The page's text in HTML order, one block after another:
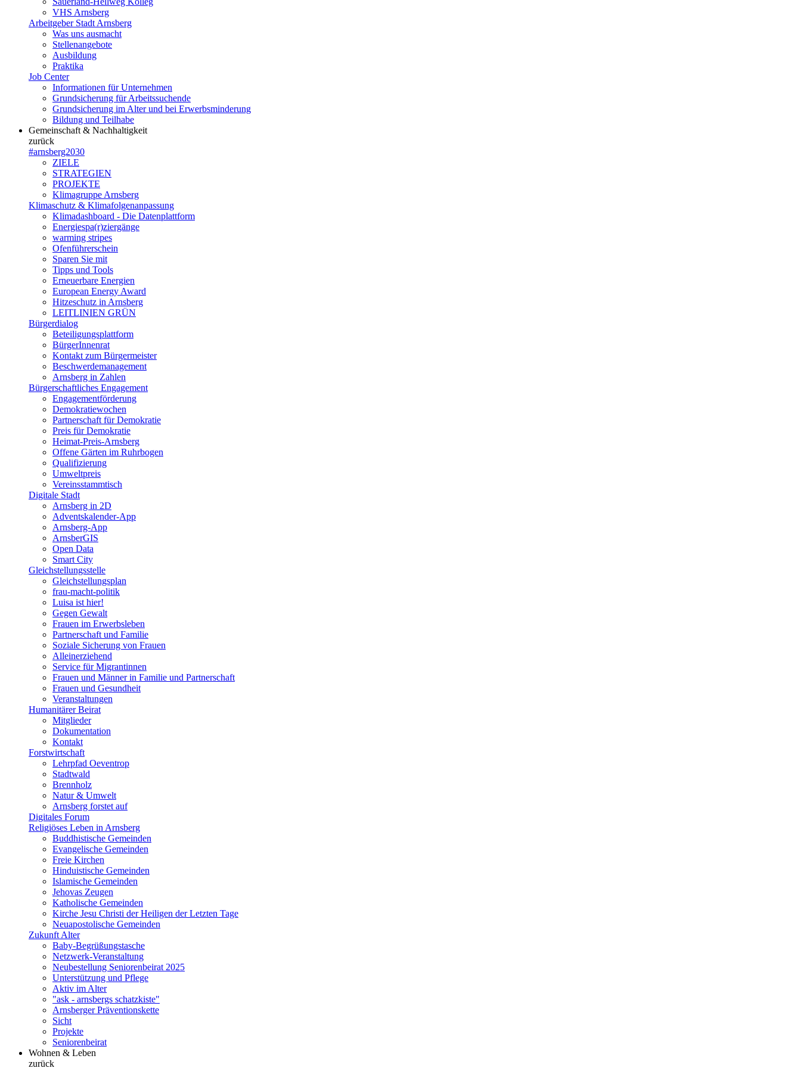
VHS Arnsberg
Arbeitgeber Stadt Arnsberg
Was uns ausmacht
Stellenangebote
Ausbildung
Praktika
Job Center
Informationen für Unternehmen
Grundsicherung für Arbeitssuchende
Grundsicherung im Alter und bei Erwerbsminderung
Bildung und Teilhabe
Gemeinschaft & Nachhaltigkeit
zurück
#arnsberg2030
ZIELE
STRATEGIEN
PROJEKTE
Klimagruppe Arnsberg
Klimaschutz & Klimafolgenanpassung
Klimadashboard - Die Datenplattform
Energiespa(r)ziergänge
warming stripes
Ofenführerschein
Sparen Sie mit
Tipps und Tools
Erneuerbare Energien
European Energy Award
Hitzeschutz in Arnsberg
LEITLINIEN GRÜN
Bürgerdialog
Beteiligungsplattform
BürgerInnenrat
Kontakt zum Bürgermeister
Beschwerdemanagement
Arnsberg in Zahlen
Bürgerschaftliches Engagement
Engagementförderung
Demokratiewochen
Partnerschaft für Demokratie
Preis für Demokratie
Heimat-Preis-Arnsberg
Offene Gärten im Ruhrbogen
Qualifizierung
Umweltpreis
Vereinsstammtisch
Digitale Stadt
Arnsberg in 2D
Adventskalender-App
Arnsberg-App
ArnsberGIS
Open Data
Smart City
Gleichstellungsstelle
Gleichstellungsplan
frau-macht-politik
Luisa ist hier!
Gegen Gewalt
Frauen im Erwerbsleben
Partnerschaft und Familie
Soziale Sicherung von Frauen
Alleinerziehend
Service für Migrantinnen
Frauen und Männer in Familie und Partnerschaft
Frauen und Gesundheit
Veranstaltungen
Humanitärer Beirat
Mitglieder
Dokumentation
Kontakt
Forstwirtschaft
Lehrpfad Oeventrop
Stadtwald
Brennholz
Natur & Umwelt
Arnsberg forstet auf
Digitales Forum
Religiöses Leben in Arnsberg
Buddhistische Gemeinden
Evangelische Gemeinden
Freie Kirchen
Hinduistische Gemeinden
Islamische Gemeinden
Jehovas Zeugen
Katholische Gemeinden
Kirche Jesu Christi der Heiligen der Letzten Tage
Neuapostolische Gemeinden
Zukunft Alter
Baby-Begrüßungstasche
Netzwerk-Veranstaltung
Neubestellung Seniorenbeirat 2025
Unterstützung und Pflege
Aktiv im Alter
"ask - arnsbergs schatzkiste"
Arnsberger Präventionskette
Sicht
Projekte
Seniorenbeirat
Wohnen & Leben
zurück